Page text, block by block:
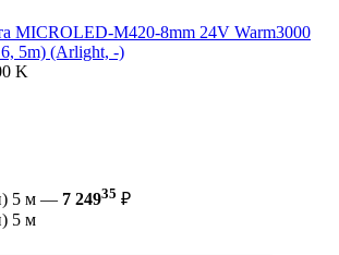
MICROLED-M420-8mm 24V Warm3000
5m) (Arlight, -)
K
5 м — 7 24935 ₽
5 м